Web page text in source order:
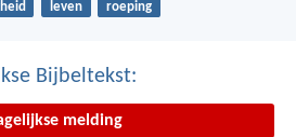
leven roeping
Bijbeltekst:
melding